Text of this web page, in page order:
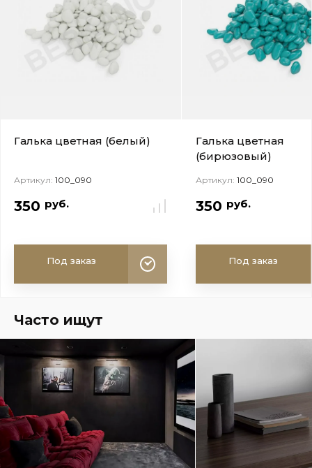
Галька цветная (белый)
Артикул: 100_090
350 руб.
Под заказ
Галька цветная
(бирюзовый)
Артикул: 100_090
350 руб.
Под заказ
Часто ищут